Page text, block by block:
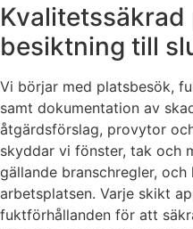
Kvalitetssäkrad
besiktning till
Vi börjar med platsbesök,
samt dokumentation av
åtgärdsförslag, provytor
skyddar vi fönster, tak och
gällande branschregler, och
arbetsplatsen. Varje skikt
fuktförhållanden för att